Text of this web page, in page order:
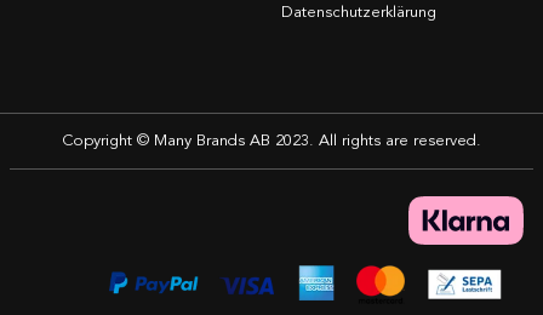
Datenschutzerklärung
Copyright © Many Brands AB 2023. All rights are reserved.